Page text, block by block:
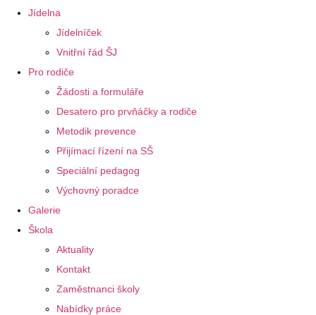
Jídelna
Jídelníček
Vnitřní řád ŠJ
Pro rodiče
Žádosti a formuláře
Desatero pro prvňáčky a rodiče
Metodik prevence
Přijímací řízení na SŠ
Speciální pedagog
Výchovný poradce
Galerie
Škola
Aktuality
Kontakt
Zaměstnanci školy
Nabídky práce